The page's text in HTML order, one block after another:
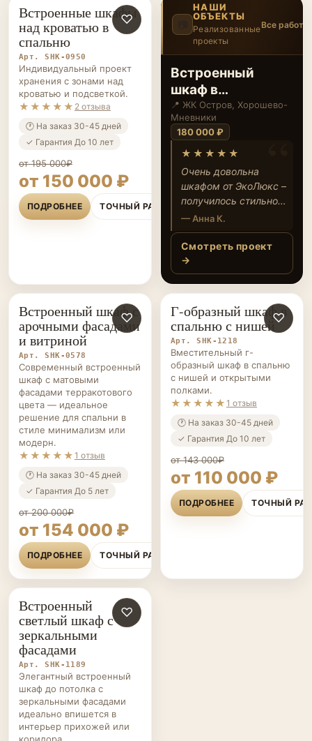
ШКАФЫ НА ЗАКАЗ ♡
Встроенные шкафы
над кроватью в
спальню
Арт. SHK-0950
Индивидуальный проект
хранения с зонами над
кроватью и подсветкой.
★★★★★ 2 отзыва
🕐 На заказ 30-45 дней
✓ Гарантия До 10 лет
от 195 000₽
от 150 000 ₽
ПОДРОБНЕЕ ТОЧНЫЙ РАСЧЁТ
НАШИ
ОБЪЕКТЫ
Реализованные
проекты
Все
‹ ›
Встроенный
шкаф в
современном
стиле с
матовыми
фасадами
📍 ЖК Остров, Хорошево-
Мневники
180 000 ₽
★★★★★
Очень довольна
шкафом от ЭкоЛюкс –
получилось стильно,
аккуратно и очень
удобно! Всё хранится
по местам, фасады
идеально вписались
в интерьер. Спасибо
качественную
работу!
— Анна К.
Смотреть проект
→
ШКАФЫ НА ЗАКАЗ ♡
Встроенный шкаф с
арочными фасадами
и витриной
Арт. SHK-0578
Современный встроенный
шкаф с матовыми
фасадами терракотового
цвета — идеальное
решение для спальни в
стиле минимализм или
модерн.
★★★★★ 1 отзыв
🕐 На заказ 30-45 дней
✓ Гарантия До 5 лет
от 200 000₽
от 154 000 ₽
ПОДРОБНЕЕ ТОЧНЫЙ РАСЧЁТ
ШКАФЫ НА ЗАКАЗ ♡
Г-образный шкаф в
спальню с нишей
Арт. SHK-1218
Вместительный г-
образный шкаф в спальню
с нишей и открытыми
полками.
★★★★★ 1 отзыв
🕐 На заказ 30-45 дней
✓ Гарантия До 10 лет
от 143 000₽
от 110 000 ₽
ПОДРОБНЕЕ ТОЧНЫЙ
ШКАФЫ НА ЗАКАЗ ♡
Встроенный
светлый шкаф с
зеркальными
фасадами
Арт. SHK-1189
Элегантный встроенный
шкаф до потолка с
зеркальными фасадами
идеально впишется в
интерьер прихожей или
коридора.